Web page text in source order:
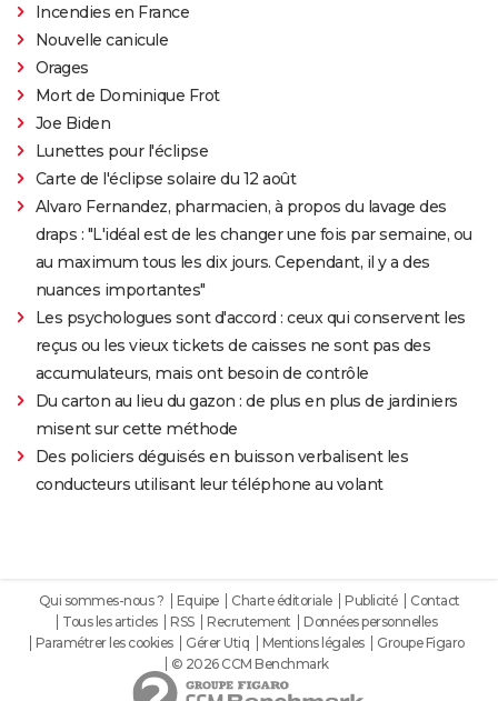
Incendies en France
Nouvelle canicule
Orages
Mort de Dominique Frot
Joe Biden
Lunettes pour l'éclipse
Carte de l'éclipse solaire du 12 août
Alvaro Fernandez, pharmacien, à propos du lavage des
draps : "L'idéal est de les changer une fois par semaine, ou
au maximum tous les dix jours. Cependant, il y a des
nuances importantes"
Les psychologues sont d'accord : ceux qui conservent les
reçus ou les vieux tickets de caisses ne sont pas des
accumulateurs, mais ont besoin de contrôle
Du carton au lieu du gazon : de plus en plus de jardiniers
misent sur cette méthode
Des policiers déguisés en buisson verbalisent les
conducteurs utilisant leur téléphone au volant
Qui sommes-nous ? Equipe Charte éditoriale Publicité
Contact
Tous les articles
RSS Recrutement
Données personnelles
Paramétrer les cookies
Gérer Utiq Mentions légales
Groupe Figaro
© 2026 CCM Benchmark